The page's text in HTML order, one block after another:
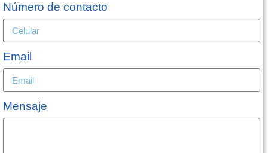
Número de contacto
Email
Mensaje